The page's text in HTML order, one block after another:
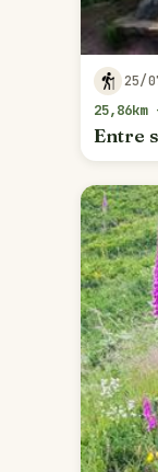
25/
25,86km
Entre